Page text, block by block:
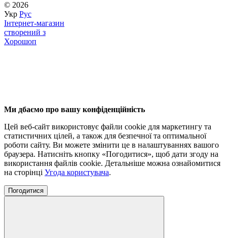
© 2026
Укр Рус
Інтернет-магазин
створений з
Хорошоп
Ми дбаємо про вашу конфіденційність
Цей веб-сайт використовує файли cookie для маркетингу та
статистичних цілей, а також для безпечної та оптимальної
роботи сайту. Ви можете змінити це в налаштуваннях вашого
браузера. Натисніть кнопку «Погодитися», щоб дати згоду на
використання файлів cookie. Детальніше можна ознайомитися
на сторінці Угода користувача.
Погодитися